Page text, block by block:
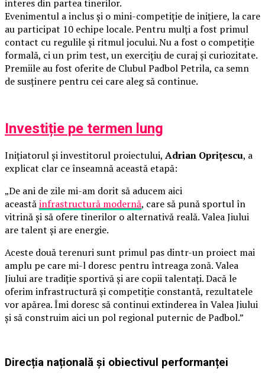
interes din partea tinerilor.
Evenimentul a inclus și o mini-competiție de inițiere, la care
au participat 10 echipe locale. Pentru mulți a fost primul
contact cu regulile și ritmul jocului. Nu a fost o competiție
formală, ci un prim test, un exercițiu de curaj și curiozitate.
Premiile au fost oferite de Clubul Padbol Petrila, ca semn
de susținere pentru cei care aleg să continue.
Investiție pe termen lung
Inițiatorul și investitorul proiectului, Adrian Oprițescu, a
explicat clar ce înseamnă această etapă:
„De ani de zile mi-am dorit să aducem aici
aceastăinfrastructură modernă, care să pună sportul în
vitrină și să ofere tinerilor o alternativă reală. Valea Jiului
are talent și are energie.
Aceste două terenuri sunt primul pas dintr-un proiect mai
amplu pe care mi-l doresc pentru întreaga zonă. Valea
Jiului are tradiție sportivă și are copii talentați. Dacă le
oferim infrastructură și competiție constantă, rezultatele
vor apărea. Îmi doresc să continui extinderea în Valea Jiului
și să construim aici un pol regional puternic de Padbol.”
Direcția națională și obiectivul performanței